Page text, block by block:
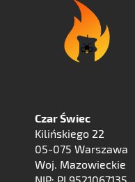
Czar Świec
Kilińskiego 22
05-075 Warszawa
Woj. Mazowieckie